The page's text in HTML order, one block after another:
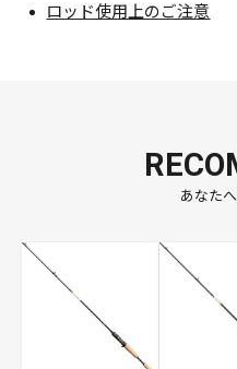
ロッド使用上のご注意
あなた